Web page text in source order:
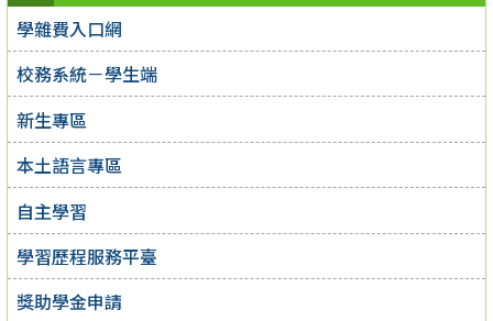
學雜費入口網
校務系統－學生端
新生專區
本土語言專區
自主學習
學習歷程服務平臺
獎助學金申請